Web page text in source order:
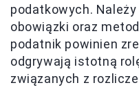
podatkowych.
obowiązki oraz
podatnik powinien
odgrywają istotną
związanych z